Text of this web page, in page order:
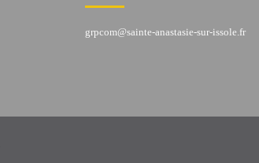
grpcom@sainte-anastasie-sur-issole.fr